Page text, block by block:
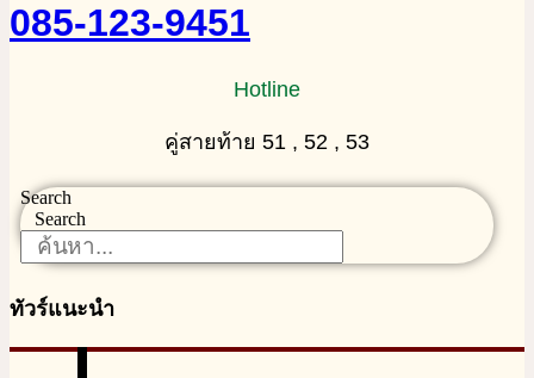
085-123-9451
Hotline
คู่สายท้าย 51 , 52 , 53
Search
Search
ทัวร์แนะนำ